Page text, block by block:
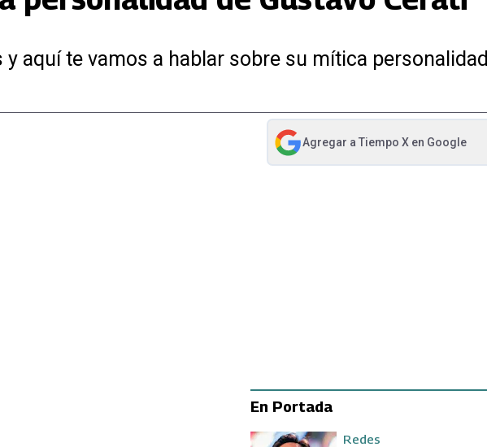
aquí te vamos a hablar sobre su mítica personalidad
Agregar a Tiempo Xen Google
abre en nueva pestaña
En Portada
Redes